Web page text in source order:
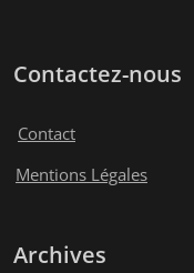
Contactez-nous
Contact
Mentions Légales
Archives